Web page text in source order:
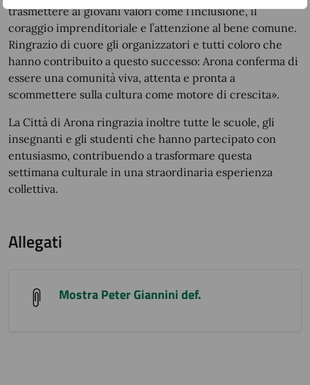
trasmettere ai giovani valori come l’inclusione, il
coraggio imprenditoriale e l’attenzione al bene comune.
Ringrazio di cuore gli organizzatori e tutti coloro che
hanno contribuito a questo successo: Arona conferma di
essere una comunità viva, attenta e pronta a
scommettere sulla cultura come motore di crescita».
La Città di Arona ringrazia inoltre tutte le scuole, gli
insegnanti e gli studenti che hanno partecipato con
entusiasmo, contribuendo a trasformare questa
settimana culturale in una straordinaria esperienza
collettiva.
Allegati
Mostra Peter Giannini def.